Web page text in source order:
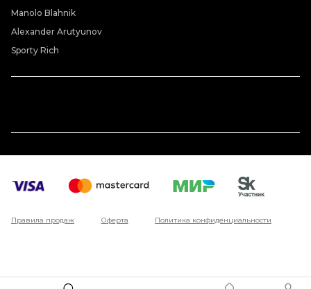
Manolo Blahnik
Alexander Arutyunov
Sporty Rich
Правила продаж Оферта Политика конфиденциальности